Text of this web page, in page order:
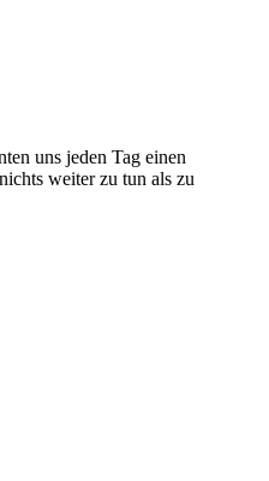
uns jeden Tag einen
weiter zu tun als zu